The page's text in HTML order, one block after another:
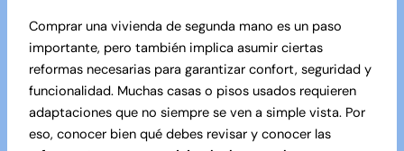
Comprar una vivienda de segunda mano es un paso
importante, pero también implica asumir ciertas
reformas necesarias para garantizar confort, seguridad y
funcionalidad. Muchas casas o pisos usados requieren
adaptaciones que no siempre se ven a simple vista. Por
eso, conocer bien qué debes revisar y conocer las